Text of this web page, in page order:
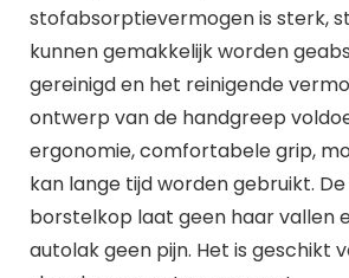
stofabsorptievermogen is sterk,
kunnen gemakkelijk worden
gereinigd en het reinigende
ontwerp van de handgreep
ergonomie, comfortabele grip,
kan lange tijd worden gebruikt.
borstelkop laat geen haar vallen
autolak geen pijn. Het is geschikt